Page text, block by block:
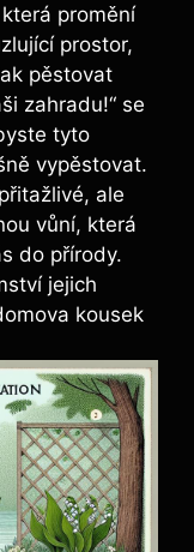
promění
prostor,
pěstovat
zahradu!“ se
tyto
vypěstovat.
ale
vůní, která
do přírody.
jejich
kousek